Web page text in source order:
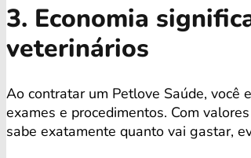
3. Economia
veterinários
Ao contratar um Petlove Saúde, você
exames e procedimentos. Com
sabe exatamente quanto vai gastar,